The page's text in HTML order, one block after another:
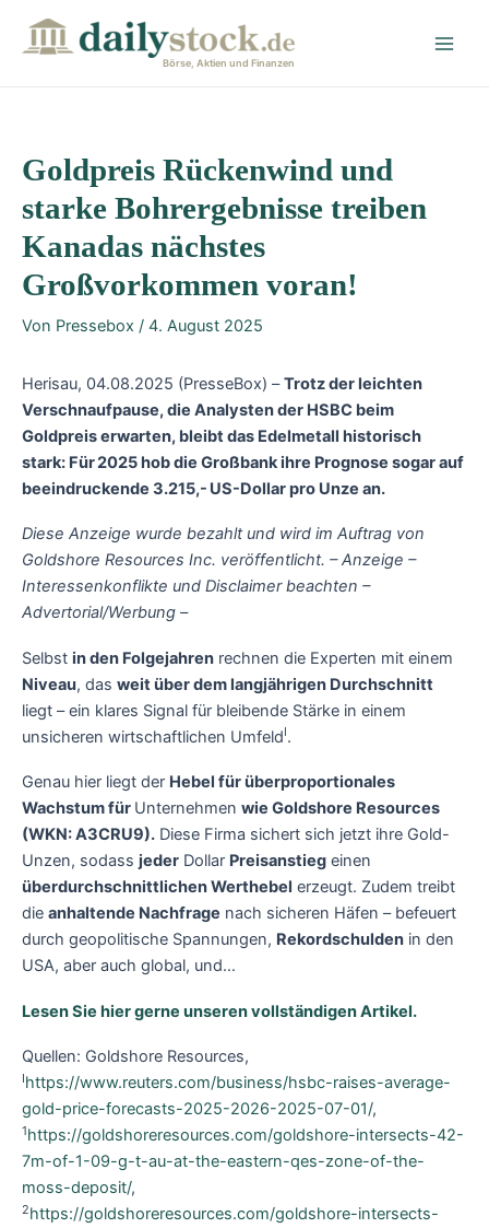
Börse, Aktien und Finanzen
Goldpreis Rückenwind und
starke Bohrergebnisse treiben
Kanadas nächstes
Großvorkommen voran!
Von Pressebox / 4. August 2025
Herisau, 04.08.2025 (PresseBox) –Trotz der leichten
Verschnaufpause, die Analysten der HSBC beim
Goldpreis erwarten, bleibt das Edelmetall historisch
stark: Für 2025 hob die Großbank ihre Prognose sogar auf
beeindruckende 3.215,- US-Dollar pro Unze an.
Diese Anzeige wurde bezahlt und wird im Auftrag von
Goldshore Resources Inc. veröffentlicht. – Anzeige –
Interessenkonflikte und Disclaimer beachten –
Advertorial/Werbung –
Selbst in den Folgejahren rechnen die Experten mit einem
Niveau, das weit über dem langjährigen Durchschnitt
liegt – ein klares Signal für bleibende Stärke in einem
unsicheren wirtschaftlichen UmfeldI.
Genau hier liegt der Hebel für überproportionales
Wachstum für Unternehmen wie Goldshore Resources
(WKN: A3CRU9). Diese Firma sichert sich jetzt ihre Gold-
Unzen, sodass jeder Dollar Preisanstieg einen
überdurchschnittlichen Werthebel erzeugt. Zudem treibt
die anhaltende Nachfrage nach sicheren Häfen – befeuert
durch geopolitische Spannungen, Rekordschulden in den
USA, aber auch global, und…
Lesen Sie hier gerne unseren vollständigen Artikel.
Quellen: Goldshore Resources,
Ihttps://www.reuters.com/business/hsbc-raises-average-
gold-price-forecasts-2025-2026-2025-07-01/,
1https://goldshoreresources.com/goldshore-intersects-42-
7m-of-1-09-g-t-au-at-the-eastern-qes-zone-of-the-
moss-deposit/,
2https://goldshoreresources.com/goldshore-intersects-